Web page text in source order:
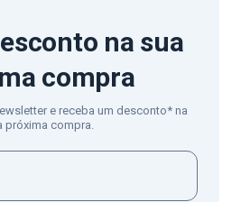
na sua
compra
e receba um desconto* na
próxima compra.